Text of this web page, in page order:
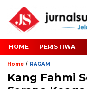
HOME PERISTIWA
Home / RAGAM
Kang Fahmi